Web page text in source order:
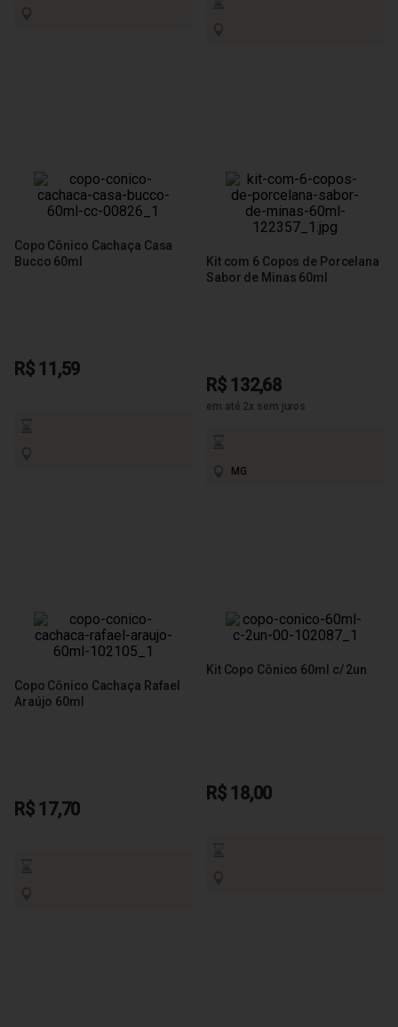
Copo Cônico Cachaça Casa
Bucco 60ml
R$ 11,59
Kit com 6 Copos de Porcelana
Sabor de Minas 60ml
R$ 132,68
em até 2x sem juros
MG
Copo Cônico Cachaça Rafael
Araújo 60ml
R$ 17,70
Kit Copo Cônico 60ml c/ 2un
R$ 18,00